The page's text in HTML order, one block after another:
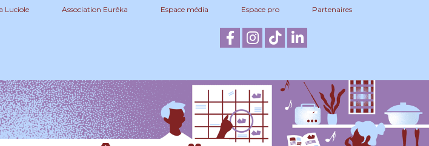
Luciole Association Eurêka Espace média Espace pro Partenaires